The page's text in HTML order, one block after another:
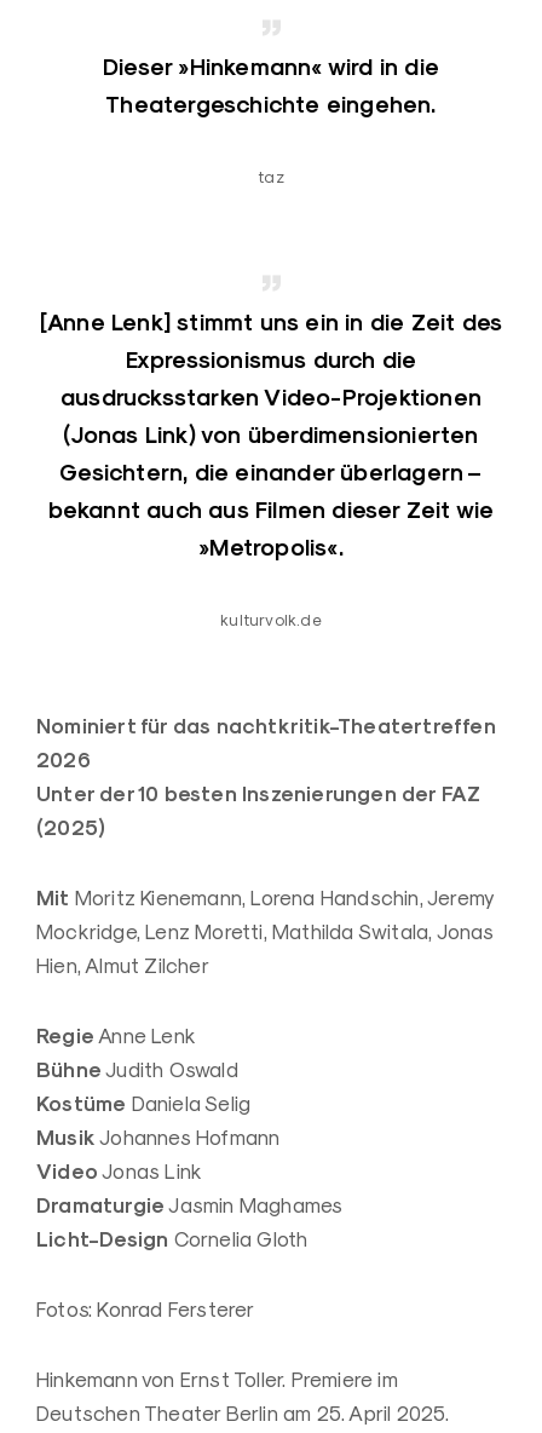
Dieser »Hinkemann« wird in die
Theatergeschichte eingehen.
taz
[Anne Lenk] stimmt uns ein in die Zeit des
Expressionismus durch die
ausdrucksstarken Video-Projektionen
(Jonas Link) von überdimensionierten
Gesichtern, die einander überlagern –
bekannt auch aus Filmen dieser Zeit wie
»Metropolis«.
kulturvolk.de
Nominiert für das nachtkritik-Theatertreffen
2026
Unter der 10 besten Inszenierungen der FAZ
(2025)
Mit Moritz Kienemann, Lorena Handschin, Jeremy
Mockridge, Lenz Moretti, Mathilda Switala, Jonas
Hien, Almut Zilcher
Regie Anne Lenk
Bühne Judith Oswald
Kostüme Daniela Selig
Musik Johannes Hofmann
Video Jonas Link
Dramaturgie Jasmin Maghames
Licht-Design Cornelia Gloth
Fotos: Konrad Fersterer
Hinkemann von Ernst Toller. Premiere im
Deutschen Theater Berlin am 25. April 2025.